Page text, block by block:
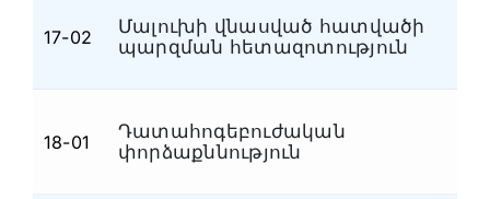
17-02
Մալուխի վնասված հատվածի
պարզման հետազոտություն
18-01
Դատահոգեբուժական
փորձաքննություն